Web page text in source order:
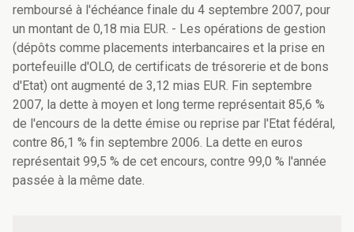
remboursé à l'échéance finale du 4 septembre 2007, pour
un montant de 0,18 mia EUR. - Les opérations de gestion
(dépôts comme placements interbancaires et la prise en
portefeuille d'OLO, de certificats de trésorerie et de bons
d'Etat) ont augmenté de 3,12 mias EUR. Fin septembre
2007, la dette à moyen et long terme représentait 85,6 %
de l'encours de la dette émise ou reprise par l'Etat fédéral,
contre 86,1 % fin septembre 2006. La dette en euros
représentait 99,5 % de cet encours, contre 99,0 % l'année
passée à la même date.